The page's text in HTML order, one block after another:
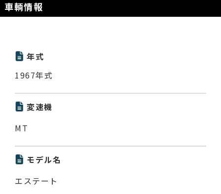
車輌情報
年式
1967年式
変速機
MT
モデル名
エステート